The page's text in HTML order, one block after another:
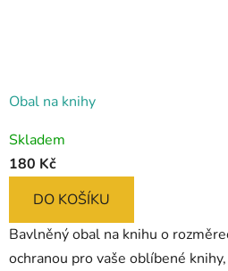
Obal na knihy
Skladem
180 Kč
DO KOŠÍKU
Bavlněný obal na knihu o
ochranou pro vaše oblíbené